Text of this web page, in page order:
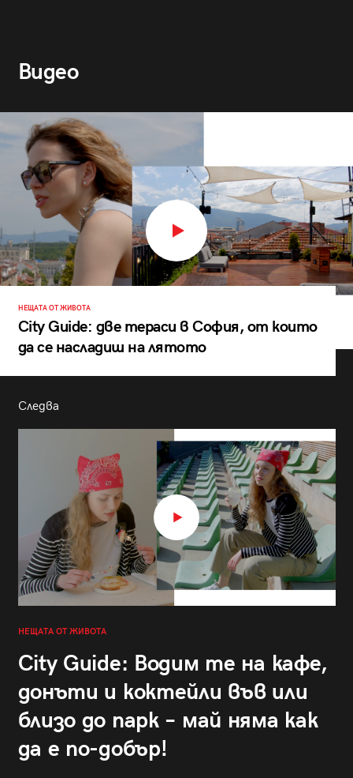
Видео
НЕЩАТА ОТ ЖИВОТА
City Guide: две тераси в София, от които
да се насладиш на лятото
Следва
НЕЩАТА ОТ ЖИВОТА
City Guide: Водим те на кафе,
донъти и коктейли във или
близо до парк – май няма как
да е по-добър!